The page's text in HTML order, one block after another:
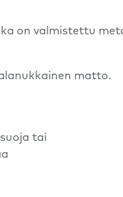
on valmistettu
matto.
tai